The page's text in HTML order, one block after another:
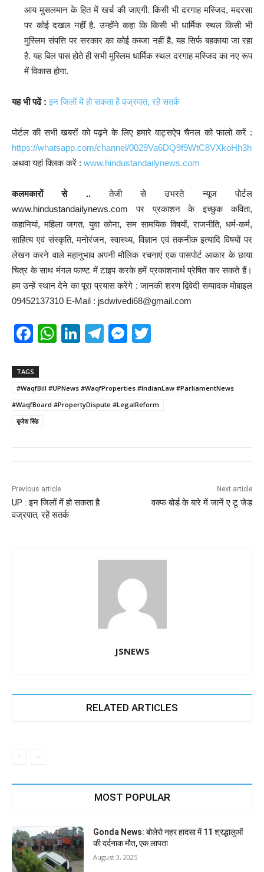
आय मुसलमान के हित में खर्च की जाएगी. किसी भी दरगाह मस्जिद, मदरसा
पर कोई दखल नहीं है. उन्होंने कहा कि किसी भी धार्मिक स्थल किसी भी
मुस्लिम संपत्ति पर सरकार का कोई कब्जा नहीं है. यह सिर्फ बहकाया जा रहा
है. यह बिल पास होते ही सभी मुस्लिम धार्मिक स्थल दरगाह मस्जिद का नए रूप
में विकास होगा.
यह भी पढें : इन जिलों में हो सकता है वज्रपात, रहें सतर्क
पोर्टल की सभी खबरों को पढ़ने के लिए हमारे वाट्सऐप चैनल को फालो करें :
https://whatsapp.com/channel/0029Va6DQ9f9WtC8VXkoHh3h
अथवा यहां क्लिक करें : www.hindustandailynews.com
कलमकारों से ..तेजी से उभरते न्यूज पोर्टल
www.hindustandailynews.com पर प्रकाशन के इच्छुक कविता,
कहानियां, महिला जगत, युवा कोना, सम सामयिक विषयों, राजनीति, धर्म-कर्म,
साहित्य एवं संस्कृति, मनोरंजन, स्वास्थ्य, विज्ञान एवं तकनीक इत्यादि विषयों पर
लेखन करने वाले महानुभाव अपनी मौलिक रचनाएं एक पासपोर्ट आकार के छाया
चित्र के साथ मंगल फाण्ट में टाइप करके हमें प्रकाशनार्थ प्रेषित कर सकते हैं।
हम उन्हें स्थान देने का पूरा प्रयास करेंगे : जानकी शरण द्विवेदी सम्पादक मोबाइल
09452137310 E-Mail : jsdwivedi68@gmail.com
F
c
e
b
o
W
s
A
Li
e
dI
T
gr
a
M
e
n
er
TAGS
#WaqfBill #UPNews #WaqfProperties #IndianLaw #ParliamentNews
#WaqfBoard #PropertyDispute #LegalReform
बृजेश सिंह
Previous article
UP : इन जिलों में हो सकता है
वज्रपात, रहें सतर्क
Next article
वक्फ बोर्ड के बारे में जानें ए टू जेड
JSNEWS
RELATED ARTICLES
MOST POPULAR
Gonda News: बोलेरो नहर हादसा में 11 श्रद्धालुओं
की दर्दनाक मौत, एक लापता
August 3, 2025